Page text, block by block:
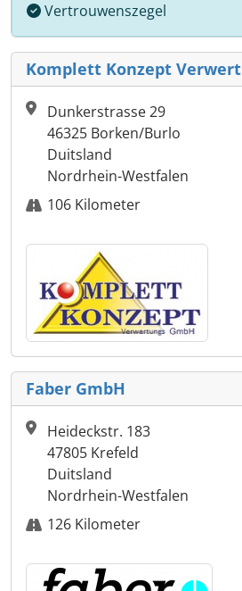
Vertrouwenszegel
Komplett Konzept
Dunkerstrasse 29
46325 Borken/Burlo
Duitsland
Nordrhein-Westfalen
106 Kilometer
Faber GmbH
Heideckstr. 183
47805 Krefeld
Duitsland
Nordrhein-Westfalen
126 Kilometer